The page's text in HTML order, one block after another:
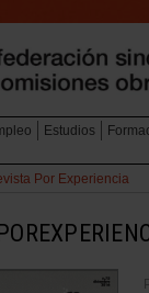
Estudios
Por Experiencia